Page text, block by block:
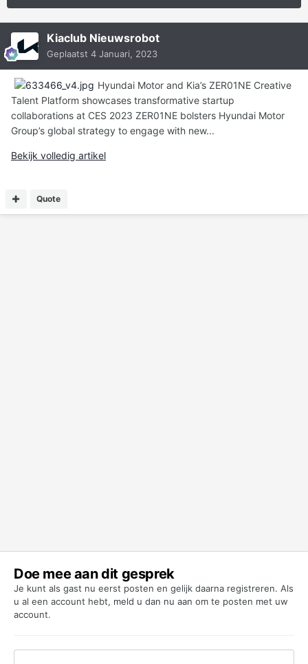
Kiaclub Nieuwsrobot
Geplaatst 4 Januari, 2023
Hyundai Motor and Kia’s ZER01NE Creative
Talent Platform showcases transformative startup
collaborations at CES 2023 ZER01NE bolsters Hyundai Motor
Group’s global strategy to engage with new...
Bekijk volledig artikel
Quote
Doe mee aan dit gesprek
Je kunt als gast nu eerst posten en gelijk daarna registreren. Als
u al een account hebt, meld u dan nu aan om te posten met uw
account.